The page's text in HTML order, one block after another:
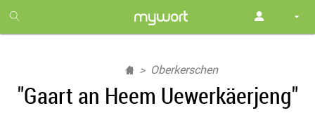
month
free
Oberkerschen
"Gaart an Heem Uewerkäerjeng"